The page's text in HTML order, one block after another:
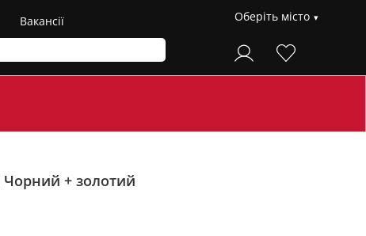
Вакансії Оберіть місто
Чорний + золотий